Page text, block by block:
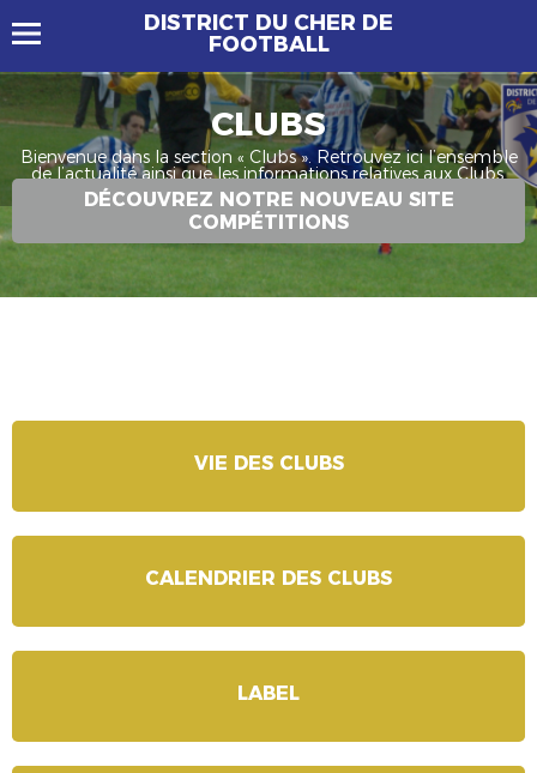
DISTRICT DU CHER DE
FOOTBALL
CLUBS
Bienvenue dans la section « Clubs ». Retrouvez ici l’ensemble
de l’actualité ainsi que les informations relatives aux Clubs.
DÉCOUVREZ NOTRE NOUVEAU SITE
COMPÉTITIONS
VIE DES CLUBS
CALENDRIER DES CLUBS
LABEL